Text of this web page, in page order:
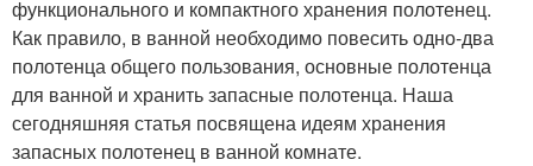
функционального и компактного хранения полотенец.
Как правило, в ванной необходимо повесить одно-два
полотенца общего пользования, основные полотенца
для ванной и хранить запасные полотенца. Наша
сегодняшняя статья посвящена идеям хранения
запасных полотенец в ванной комнате.